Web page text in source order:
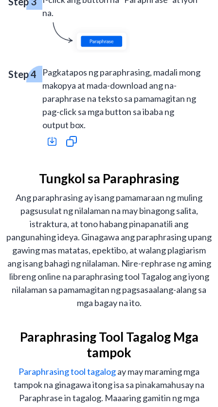
na.
Pagkatapos ng paraphrasing, madali mong
makopya at mada-download ang na-
paraphrase na teksto sa pamamagitan ng
pag-click sa mga button sa ibaba ng
output box.
Tungkol sa Paraphrasing
Ang paraphrasing ay isang pamamaraan ng muling
pagsusulat ng nilalaman na may binagong salita,
istraktura, at tono habang pinapanatili ang
pangunahing ideya. Ginagawa ang paraphrasing upang
gawing mas matatas, epektibo, at walang plagiarism
ang isang bahagi ng nilalaman. Nire-rephrase ng aming
libreng online na paraphrasing tool Tagalog ang iyong
nilalaman sa pamamagitan ng pagsasaalang-alang sa
mga bagay na ito.
Paraphrasing Tool Tagalog Mga
tampok
Paraphrasing tool tagalogay may maraming mga
tampok na ginagawa itong isa sa pinakamahusay na
Paraphrase in tagalog. Maaaring gamitin ng mga